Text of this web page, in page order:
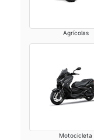
Agrícolas
Motocicleta